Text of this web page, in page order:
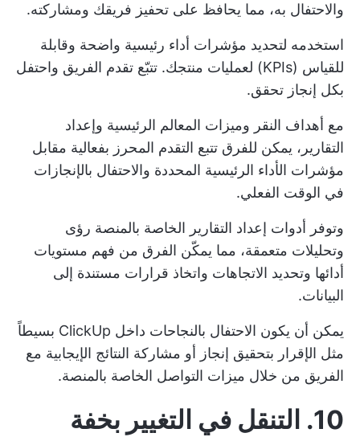
والاحتفال به، مما يحافظ على تحفيز فريقك ومشاركته.
استخدمه لتحديد مؤشرات أداء رئيسية واضحة وقابلة
للقياس (KPIs) لعمليات منتجك. تتبّع تقدم الفريق واحتفل
بكل إنجاز تحقق.
مع أهداف النقر وميزات المعالم الرئيسية وإعداد
التقارير، يمكن للفرق تتبع التقدم المحرز بفعالية مقابل
مؤشرات الأداء الرئيسية المحددة والاحتفال بالإنجازات
في الوقت الفعلي.
وتوفر أدوات إعداد التقارير الخاصة بالمنصة رؤى
وتحليلات متعمقة، مما يمكّن الفرق من فهم مستويات
أدائها وتحديد الاتجاهات واتخاذ قرارات مستندة إلى
البيانات.
يمكن أن يكون الاحتفال بالنجاحات داخل ClickUp بسيطاً
مثل الإقرار بتحقيق إنجاز أو مشاركة النتائج الإيجابية مع
الفريق من خلال ميزات التواصل الخاصة بالمنصة.
10. التنقل في التغيير بخفة